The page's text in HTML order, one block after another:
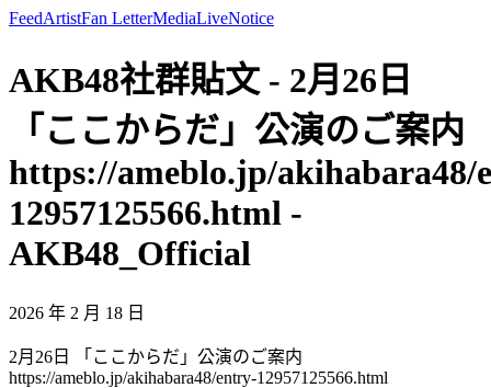
FeedArtistFan LetterMediaLiveNotice
AKB48社群貼文 - 2月26日
「ここからだ」公演のご案内
https://ameblo.jp/akihabara48/
12957125566.html -
AKB48_Official
2026 年 2 月 18 日
2月26日 「ここからだ」公演のご案内
https://ameblo.jp/akihabara48/entry-12957125566.html